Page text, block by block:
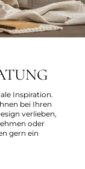
Inspiration.
bei Ihren
verlieben,
oder
gern ein